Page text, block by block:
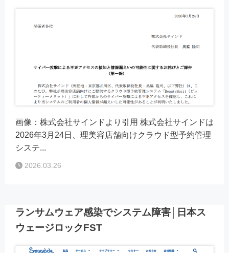
画像：株式会社サインドより引用 株式会社サインドは
2026年3月24日、理美容店舗向けクラウド型予約管理
システ...
2026.03.26
ランサムウェア感染でシステム障害│日本ス
ウェージロックFST